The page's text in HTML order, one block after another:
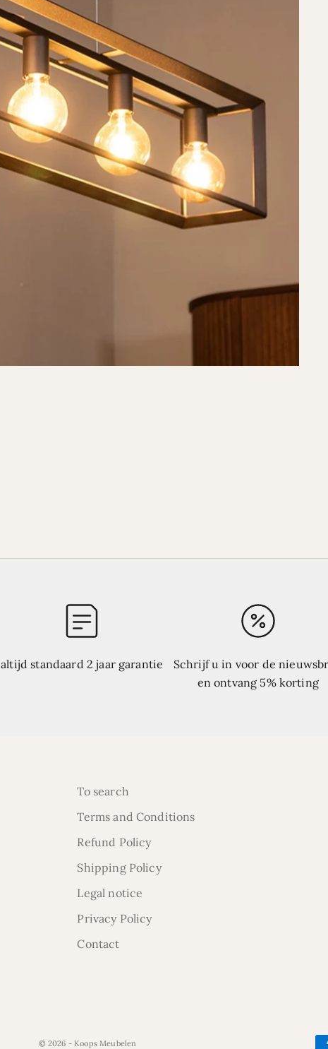
altijd standaard 2 jaar garantie
Schrijf u in voor de
en ontvang 5% korting
To search
Terms and Conditions
Refund Policy
Shipping Policy
Legal notice
Privacy Policy
Contact
© 2026 - Koops Meubelen